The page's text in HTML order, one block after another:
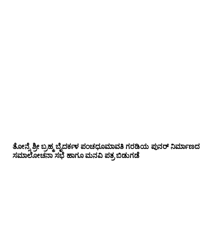
ತೋನ್ಸೆ ಶ್ರೀ ಬ್ರಹ್ಮ ಬೈದರ್ಕಳ ಪಂಚಧೂಮಾವತಿ ಗರಡಿಯ ಪುನರ್ ನಿರ್ಮಾಣದ
ಸಮಾಲೋಚನಾ ಸಭೆ ಹಾಗೂ ಮನವಿ ಪತ್ರ ಬಿಡುಗಡೆ